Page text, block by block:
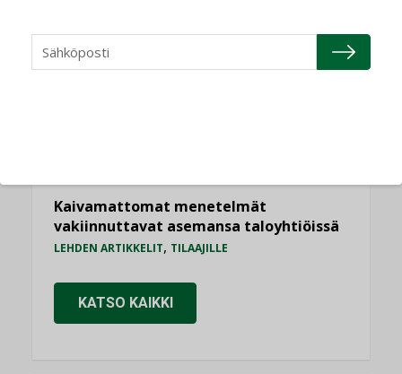
Sähköistyminen kasvaa voimakkaasti:
”Tulevat kilpailuedut syntyvät, kun
Kaivamattomat menetelmät
vakiinnuttavat asemansa taloyhtiöissä
LEHDEN ARTIKKELIT, TILAAJILLE
KATSO KAIKKI